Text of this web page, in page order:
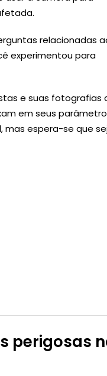
relacionadas
experimentou para
e suas fotografias
em seus
mas espera-se que
perigosas